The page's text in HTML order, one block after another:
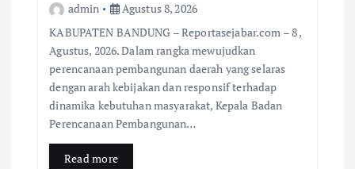
admin
Agustus 8, 2026
KABUPATEN BANDUNG – Reportasejabar.com – 8 ,
Agustus, 2026. Dalam rangka mewujudkan
perencanaan pembangunan daerah yang selaras
dengan arah kebijakan dan responsif terhadap
dinamika kebutuhan masyarakat, Kepala Badan
Perencanaan Pembangunan…
Read more